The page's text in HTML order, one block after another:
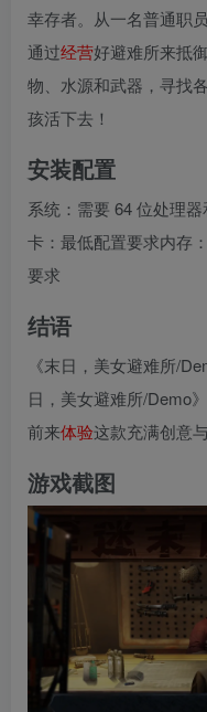
幸存者。从一名普通职
通过经营好避难所来抵
物、水源和武器，寻找
孩活下去！
安装配置
系统：需要 64 位处理
卡：最低配置要求内存
要求
结语
《末日，美女避难所/
日，美女避难所/Demo
前来体验这款充满创意
游戏截图